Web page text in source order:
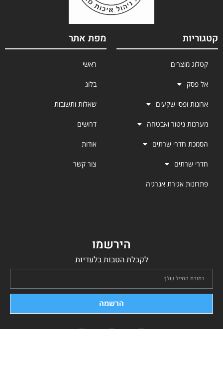
קטגוריות
קטלוג מוצרים
אל פסק
ארונות ופסי שקעים
מערכות ניטור ואבטחה
הסמכת חדרי שרתים
חדרי שרתים
פתרונות אגירת אנרגיה
מפת אתר
ראשי
בלוג
שאלות ותשובות
דרושים
אודות
צור קשר
הירשמו
לקבלת הטבות בלעדיות
הרשמה